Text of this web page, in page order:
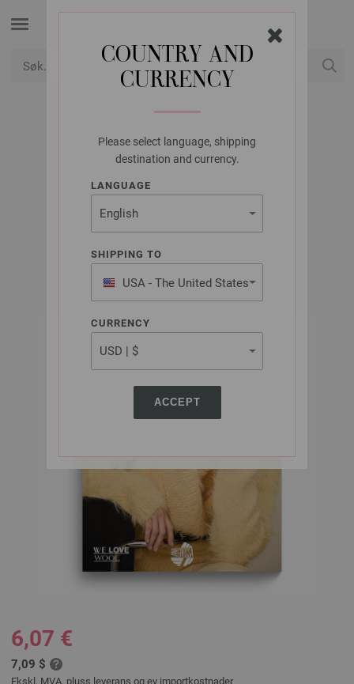
COUNTRY AND
CURRENCY
Please select language, shipping
destination and currency.
LANGUAGE
SHIPPING TO
USA - The United States
of America
CURRENCY
ACCEPT
LANA GROSSA
LOOKBOOK NO. 19 -
GERMAN EDITION
Høst/Vinter 2025/26
6,07 €
7,09 $
Ekskl. MVA, pluss leverans og ev importkostnader